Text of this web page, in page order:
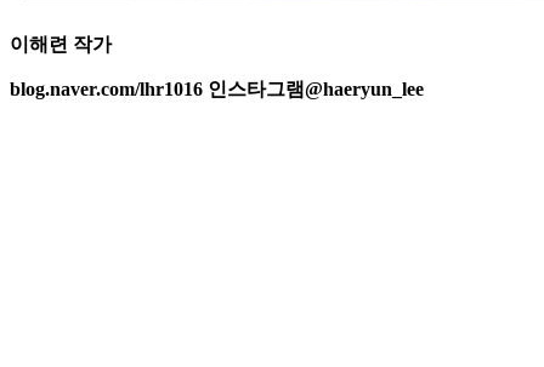
이해련 작가
blog.naver.com/lhr1016 인스타그램@haeryun_lee